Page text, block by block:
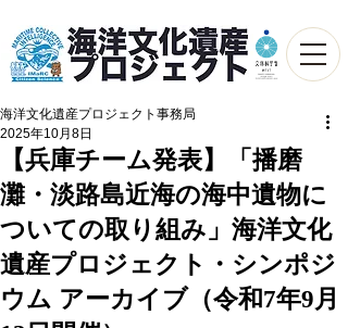
【兵庫チーム発表】「播磨
灘・淡路島近海の海中遺物に
ついての取り組み」海洋文化
遺産プロジェクト・シンポジ
ウム アーカイブ（令和7年9月
海洋文化遺産プロジェクト事務局
2025年10月8日